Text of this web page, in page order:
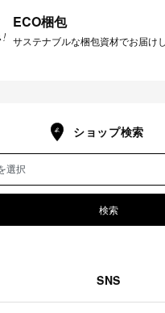
ECO梱包
サステナブルな梱包資材でお届け
ショップ検索
検索
SNS